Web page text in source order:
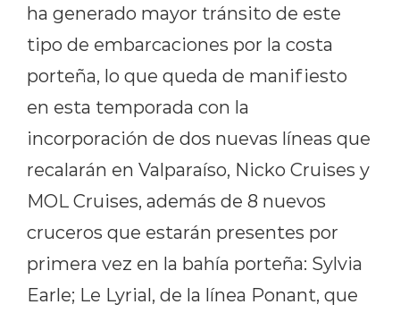
ha generado mayor tránsito de este
tipo de embarcaciones por la costa
porteña, lo que queda de manifiesto
en esta temporada con la
incorporación de dos nuevas líneas que
recalarán en Valparaíso, Nicko Cruises y
MOL Cruises, además de 8 nuevos
cruceros que estarán presentes por
primera vez en la bahía porteña: Sylvia
Earle; Le Lyrial, de la línea Ponant, que